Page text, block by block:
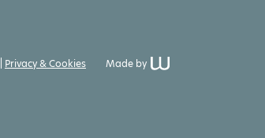
Privacy & Cookies Made by